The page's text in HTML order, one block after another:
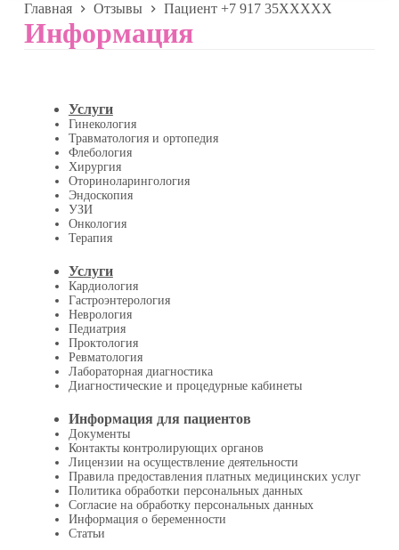
Главная Отзывы Пациент +7 917 35XXXXX
Информация
Услуги
Гинекология
Травматология и ортопедия
Флебология
Хирургия
Оториноларингология
Эндоскопия
УЗИ
Онкология
Терапия
Услуги
Кардиология
Гастроэнтерология
Неврология
Педиатрия
Проктология
Ревматология
Лабораторная диагностика
Диагностические и процедурные кабинеты
Информация для пациентов
Документы
Контакты контролирующих органов
Лицензии на осуществление деятельности
Правила предоставления платных медицинских услуг
Политика обработки персональных данных
Согласие на обработку персональных данных
Информация о беременности
Статьи